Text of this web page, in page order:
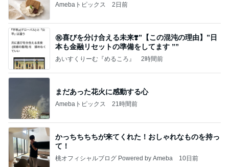
Amebaトピックス 2日前
㊗️喜びを分け合える未来❣️”【この混沌の理由】”⽇
本も⾦融リセットの準備をしてます ””
あいすくりーむ『めるころ』 2時間前
まだあった花火に感動する心
Amebaトピックス 21時間前
かっちちちちが来てくれた！おしゃれなものを持っ
て！
桃オフィシャルブログ Powered by Ameba 10日前